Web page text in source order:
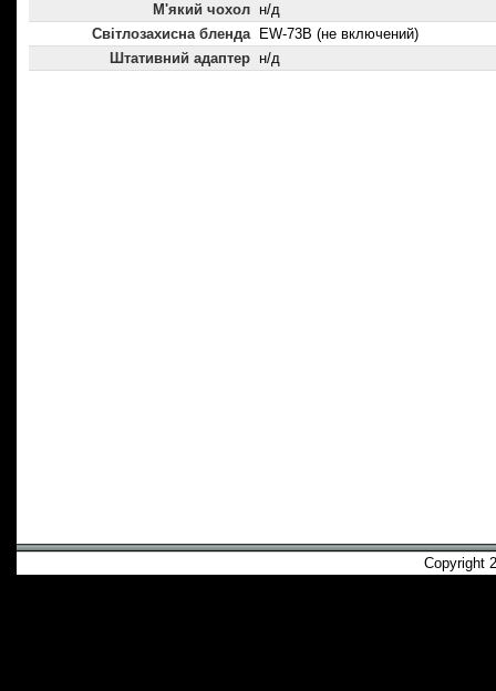
М'який чохол н/д
Світлозахисна бленда
EW-73B (не включений)
Штативний адаптер н/д
Copyright